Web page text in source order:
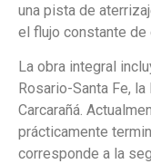
una pista de
el flujo constante de
La obra integral
Rosario-Santa Fe,
Carcarañá.
prácticamente
corresponde a la